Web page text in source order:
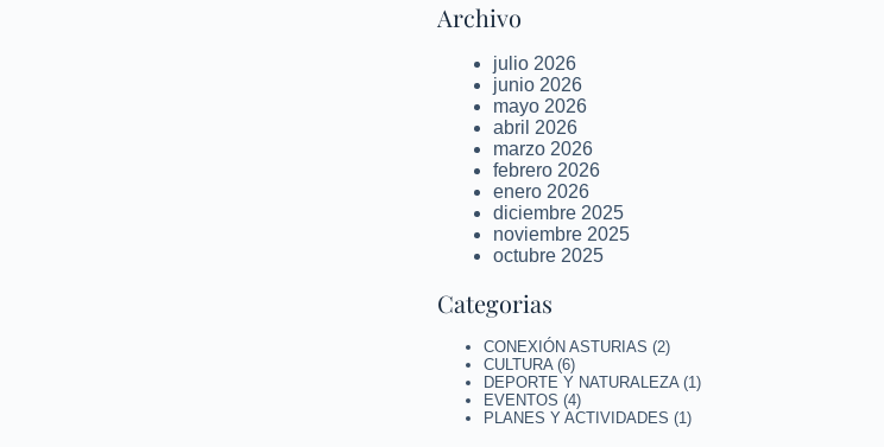
Archivo
julio 2026
junio 2026
mayo 2026
abril 2026
marzo 2026
febrero 2026
enero 2026
diciembre 2025
noviembre 2025
octubre 2025
Categorias
CONEXIÓN ASTURIAS (2)
CULTURA(6)
DEPORTE Y NATURALEZA(1)
EVENTOS (4)
PLANES Y ACTIVIDADES (1)